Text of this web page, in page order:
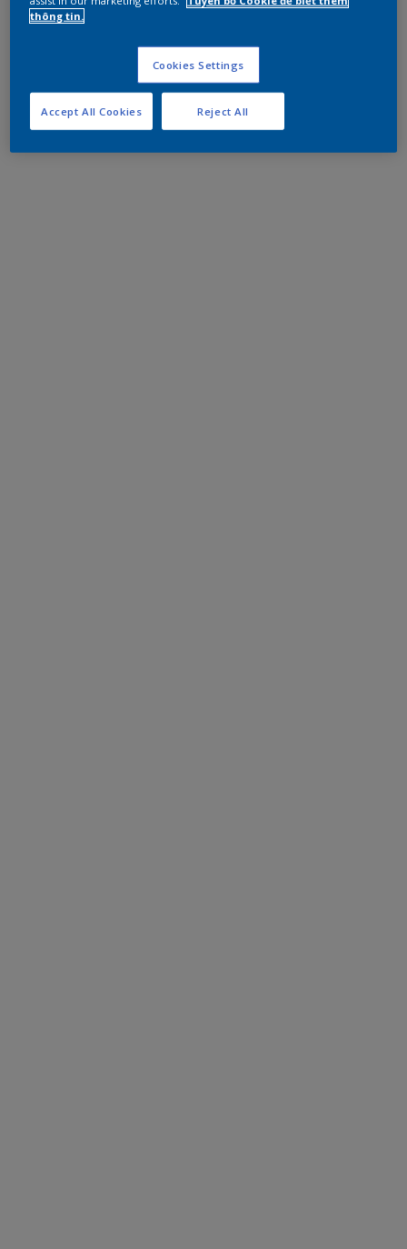
thông tin.
Cookies Settings
Reject All
Accept All Cookies